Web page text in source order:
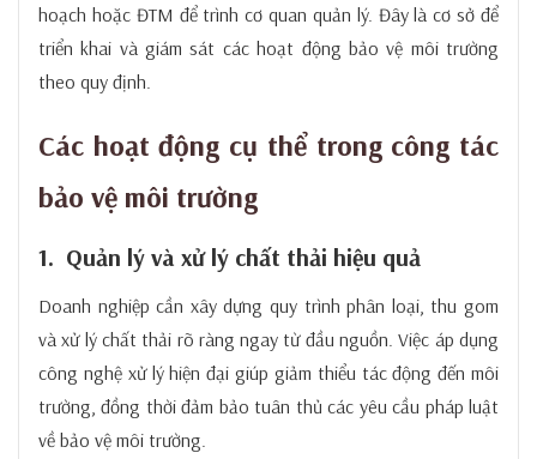
hoạch hoặc ĐTM để trình cơ quan quản lý. Đây là cơ sở để
triển khai và giám sát các hoạt động bảo vệ môi trường
theo quy định.
Các hoạt động cụ thể trong công tác
bảo vệ môi trường
1. Quản lý và xử lý chất thải hiệu quả
Doanh nghiệp cần xây dựng quy trình phân loại, thu gom
và xử lý chất thải rõ ràng ngay từ đầu nguồn. Việc áp dụng
công nghệ xử lý hiện đại giúp giảm thiểu tác động đến môi
trường, đồng thời đảm bảo tuân thủ các yêu cầu pháp luật
về bảo vệ môi trường.